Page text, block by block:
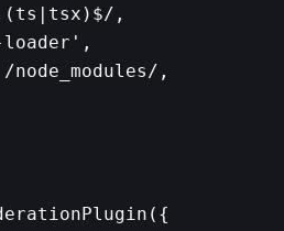
,
node_modules/,